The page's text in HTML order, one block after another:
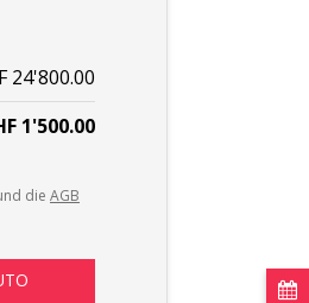
24'800.00
1'500.00
die AGB